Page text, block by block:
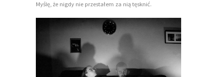
Myślę, że nigdy nie przestałem za nią tęsknić.